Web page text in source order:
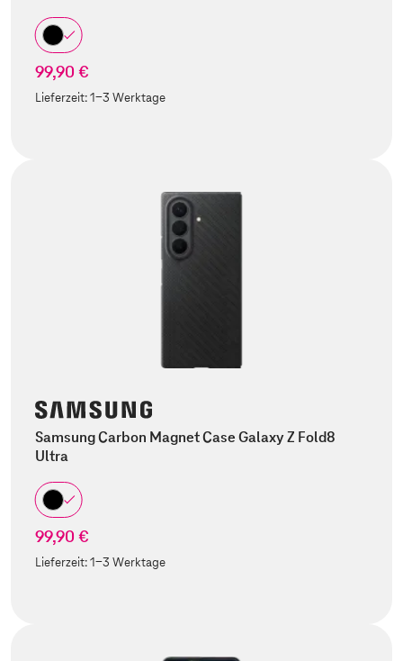
99,90 €
Lieferzeit:1-3 Werktage
Samsung Carbon Magnet Case Galaxy Z Fold8
Ultra
99,90 €
Lieferzeit:1-3 Werktage